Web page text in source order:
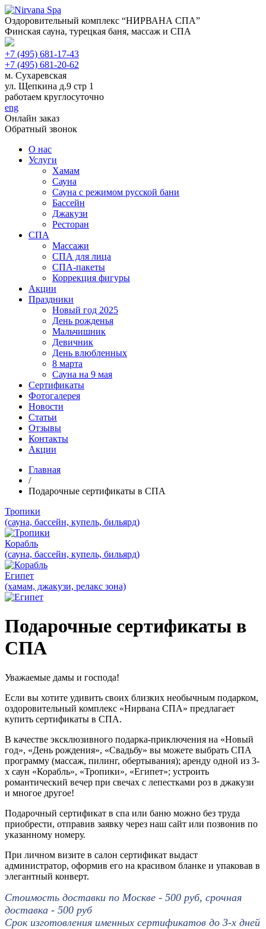
Оздоровительный комплекс “НИРВАНА СПА”
Финская сауна, турецкая баня, массаж и СПА
+7 (495) 681-17-43
+7 (495) 681-20-62
м. Сухаревская
ул. Щепкина д.9 стр 1
работаем круглосуточно
eng
Онлайн заказ
Обратный звонок
О нас
Услуги
Хамам
Сауна
Сауна с режимом русской бани
Бассейн
Джакузи
Ресторан
СПА
Массажи
СПА для лица
СПА-пакеты
Коррекция фигуры
Акции
Праздники
Новый год 2025
День рожденья
Мальчишник
Девичник
День влюбленных
8 марта
Сауна на 9 мая
Сертификаты
Фотогалерея
Новости
Статьи
Отзывы
Контакты
Акции
Главная
/
Подарочные сертификаты в СПА
Тропики
(сауна, бассейн, купель, бильярд)
Корабль
(сауна, бассейн, купель, бильярд)
Египет
(хамам, джакузи, релакс зона)
Подарочные сертификаты в
СПА
Уважаемые дамы и господа!
Если вы хотите удивить своих близких необычным подарком,
оздоровительный комплекс «Нирвана СПА» предлагает
купить сертификаты в СПА.
В качестве эксклюзивного подарка-приключения на «Новый
год», «День рождения», «Свадьбу» вы можете выбрать СПА
программу (массаж, пилинг, обертывания); аренду одной из 3-
х саун «Корабль», «Тропики», «Египет»; устроить
романтический вечер при свечах с лепестками роз в джакузи
и многое другое!
Подарочный сертификат в спа или баню можно без труда
приобрести, отправив заявку через наш сайт или позвонив по
указанному номеру.
При личном визите в салон сертификат выдаст
администратор, оформив его на красивом бланке и упаковав в
элегантный конверт.
Стоимость доставки по Москве - 500 руб, срочная
доставка - 500 руб
Срок изготовления именных сертификатов до 3-х дней